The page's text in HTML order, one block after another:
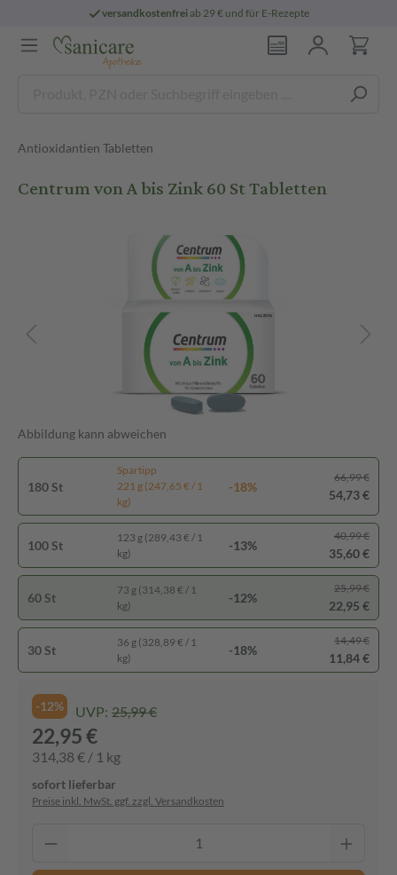
versandkostenfreiab 29 € und für E-Rezepte
Antioxidantien Tabletten
Centrum von A bis Zink 60 St Tabletten
Abbildung kann abweichen
180 St
Spartipp
221 g (247,65 € / 1
kg)
-18%
66,99 €
54,73 €
100 St
123 g (289,43 € / 1
kg)
-13%
40,99 €
35,60 €
60 St
73 g (314,38 € / 1
kg)
-12%
25,99 €
22,95 €
30 St
36 g (328,89 € / 1
kg)
-18%
14,49 €
11,84 €
-12% UVP: 25,99 €
22,95 €
314,38 € / 1 kg
sofort lieferbar
Preise inkl. MwSt. ggf. zzgl. Versandkosten